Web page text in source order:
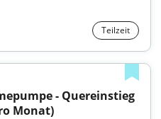
Teilzeit
- Quereinstieg
Monat)